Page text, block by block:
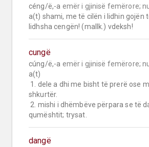
céng/ë,-a emër i gjinisë femërore;
a(t) shami, me të cilën i lidhin gojën
lidhsha cengën! (mallk.) vdeksh!
cungë
cúng/ë,-a emër i gjinisë femërore;
a(t)
shkurtër.
qumështit; trysat.
dangë